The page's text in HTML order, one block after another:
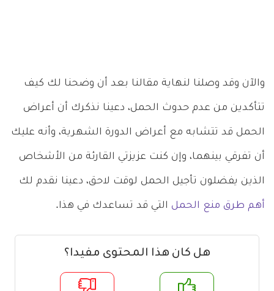
والآن وقد وصلنا لنهاية مقالنا بعد أن وضحنا لك كيف
تتأكدين من عدم حدوث الحمل، دعينا نذكرك أن أعراض
الحمل قد تتشابه مع أعراض الدورة الشهرية، وأنه عليك
أن تفرقي بينهما، وإن كنت عزيزتي القارئة من الأشخاص
الذين يفضلون تأجيل الحمل لوقت لاحق، دعينا نقدم لك
أهم طرق منع الحمل التي قد تساعدك في هذا.
هل كان هذا المحتوى مفيدا؟